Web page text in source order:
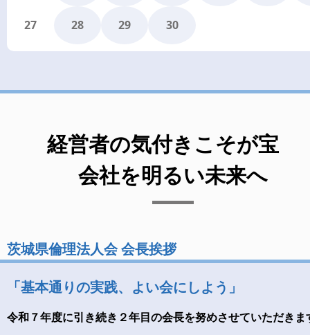
27 28 29 30
経営者の気付きこそが宝
会社を明るい未来へ
茨城県倫理法人会 会長挨拶
「基本通りの実践、よい会にしよう」
令和７年度に引き続き２年目の会長を努めさせていただきま